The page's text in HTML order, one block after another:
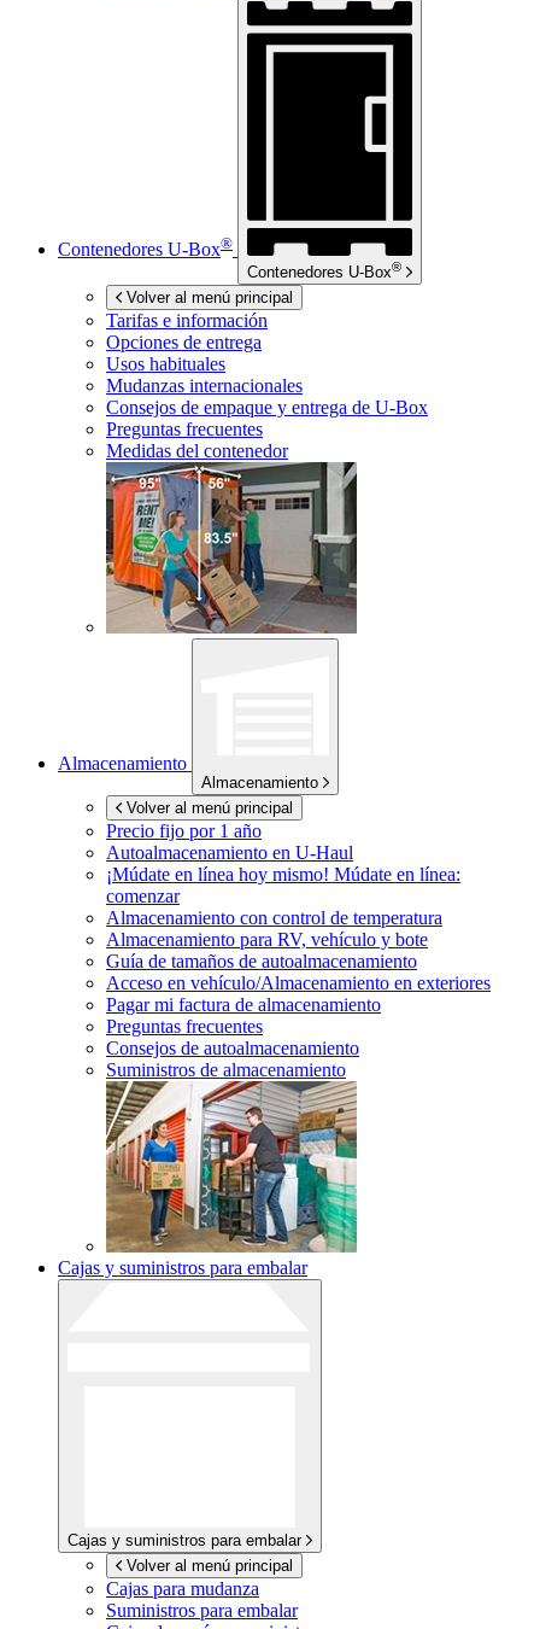
Contenedores U-Box®
Contenedores U-Box®
Volver al menú principal
Tarifas e información
Opciones de entrega
Usos habituales
Mudanzas internacionales
Consejos de empaque y entrega de U-Box
Preguntas frecuentes
Medidas del contenedor
Almacenamiento
Almacenamiento
Volver al menú principal
Precio fijo por 1 año
Autoalmacenamiento en U-Haul
¡Múdate en línea hoy mismo! Múdate en línea:
comenzar
Almacenamiento con control de temperatura
Almacenamiento para RV, vehículo y bote
Guía de tamaños de autoalmacenamiento
Acceso en vehículo/Almacenamiento en exteriores
Pagar mi factura de almacenamiento
Preguntas frecuentes
Consejos de autoalmacenamiento
Suministros de almacenamiento
Cajas y suministros para embalar
Cajas y suministros para embalar
Volver al menú principal
Cajas para mudanza
Suministros para embalar